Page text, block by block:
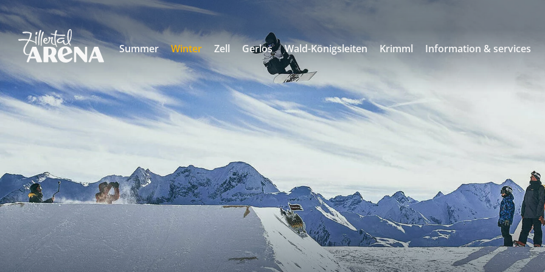
Summer Winter Zell Gerlos Wald-Königsleiten Krimml Information & services